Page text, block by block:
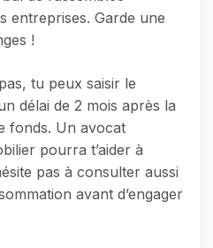
entreprises. Garde une
!
tu peux saisir le
délai de 2 mois après la
fonds. Un avocat
pourra t’aider à
pas à consulter aussi
avant d’engager